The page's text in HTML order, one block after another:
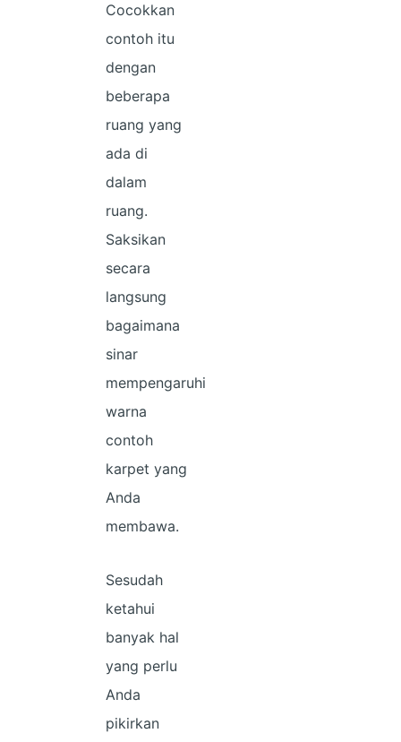
Cocokkan
contoh itu
dengan
beberapa
ruang yang
ada di
dalam
ruang.
Saksikan
secara
langsung
bagaimana
sinar
mempengaruhi
warna
contoh
karpet yang
Anda
membawa.
Sesudah
ketahui
banyak hal
yang perlu
Anda
pikirkan